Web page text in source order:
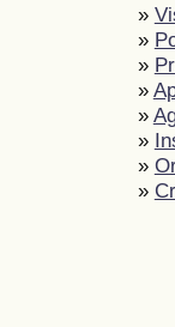
»
»
»
»
»
»
»
»